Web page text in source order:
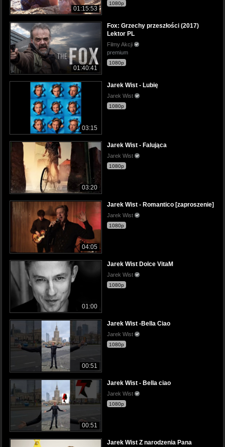
01:15:53
1080p
01:40:41
Fox: Grzechy przeszłości (2017)
Lektor PL
Filmy Akcji
premium
1080p
03:15
Jarek Wist - Lubię
Jarek Wist
1080p
03:20
Jarek Wist - Falująca
Jarek Wist
1080p
04:05
Jarek Wist - Romantico [zaproszenie]
Jarek Wist
1080p
01:00
Jarek Wist Dolce VitaM
Jarek Wist
1080p
00:51
Jarek Wist -Bella Ciao
Jarek Wist
1080p
00:51
Jarek Wist - Bella ciao
Jarek Wist
1080p
Jarek Wist Z narodzenia Pana